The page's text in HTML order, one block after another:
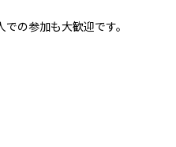
の参加も大歓迎です。